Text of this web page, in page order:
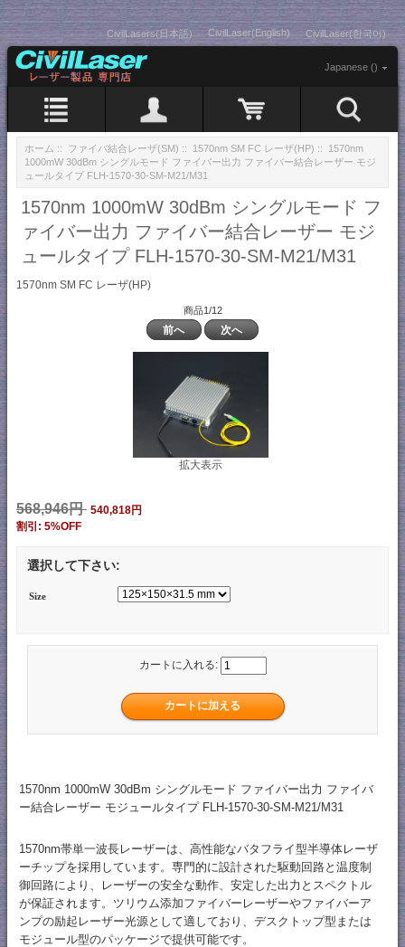
CivilLasers(日本語) CivilLaser(English) CivilLaser(한국어)
Japanese ()
ホーム :: ファイバ結合レーザ(SM) :: 1570nm SM FC レーザ(HP) :: 1570nm
1000mW 30dBm シングルモード ファイバー出力 ファイバー結合レーザー モジ
ュールタイプ FLH-1570-30-SM-M21/M31
1570nm 1000mW 30dBm シングルモード フ
ァイバー出力 ファイバー結合レーザー モジ
ュールタイプ FLH-1570-30-SM-M21/M31
1570nm SM FC レーザ(HP)
商品1/12
前へ 次へ
拡大表示
568,946円 540,818円
割引: 5%OFF
選択して下さい:
Size
カートに入れる:
1570nm 1000mW 30dBm シングルモード ファイバー出力 ファイバ
ー結合レーザー モジュールタイプ FLH-1570-30-SM-M21/M31
1570nm帯単一波長レーザーは、高性能なバタフライ型半導体レーザ
ーチップを採用しています。専門的に設計された駆動回路と温度制
御回路により、レーザーの安全な動作、安定した出力とスペクトル
が保証されます。ツリウム添加ファイバーレーザーやファイバーア
ンプの励起レーザー光源として適しており、デスクトップ型または
モジュール型のパッケージで提供可能です。